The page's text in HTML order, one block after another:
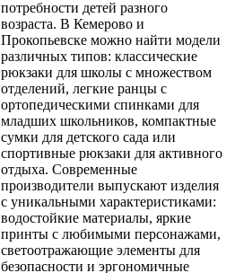
потребности детей разного
возраста. В Кемерово и
Прокопьевске можно найти модели
различных типов: классические
рюкзаки для школы с множеством
отделений, легкие ранцы с
ортопедическими спинками для
младших школьников, компактные
сумки для детского сада или
спортивные рюкзаки для активного
отдыха. Современные
производители выпускают изделия
с уникальными характеристиками:
водостойкие материалы, яркие
принты с любимыми персонажами,
светоотражающие элементы для
безопасности и эргономичные